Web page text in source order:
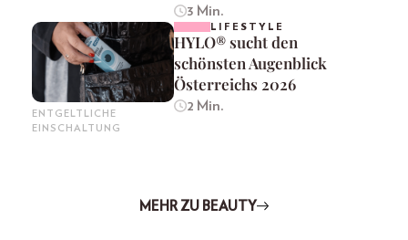
3 Min.
ENTGELTLICHE
EINSCHALTUNG
LIFESTYLE
HYLO® sucht den
schönsten Augenblick
Österreichs 2026
2 Min.
MEHR ZU BEAUTY